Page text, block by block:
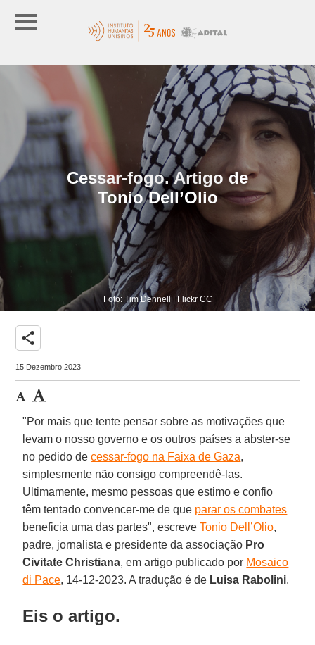
Cessar-fogo. Artigo de
Tonio Dell’Olio
Foto: Tim Dennell | Flickr CC
share
15 Dezembro 2023
"Por mais que tente pensar sobre as motivações que
levam o nosso governo e os outros países a abster-se
no pedido decessar-fogo na Faixa de Gaza,
simplesmente não consigo compreendê-las.
Ultimamente, mesmo pessoas que estimo e confio
têm tentado convencer-me de que parar os combates
beneficia uma das partes", escreveTonio Dell’Olio,
padre, jornalista e presidente da associação Pro
Civitate Christiana, em artigo publicado por Mosaico
di Pace, 14-12-2023. A tradução é de Luisa Rabolini.
Eis o artigo.